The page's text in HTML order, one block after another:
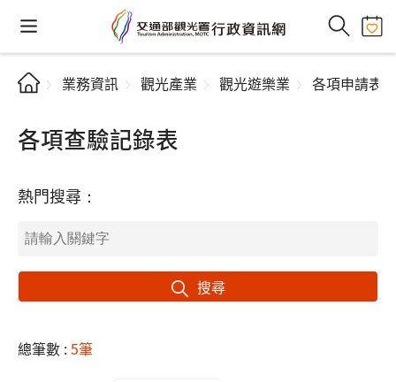
業務資訊 觀光產業 觀光遊樂業 各項申請表格
各項查驗記錄表
熱門搜尋：
搜尋
總筆數 :5筆